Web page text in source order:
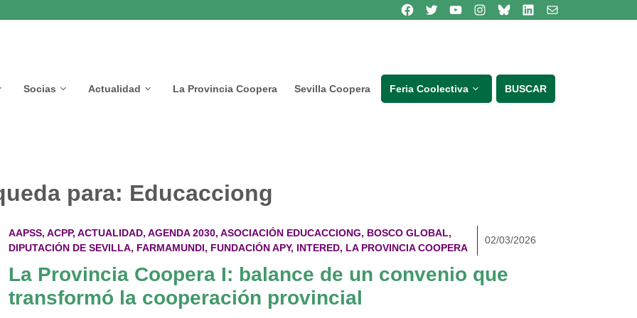
Síguenos en Facebook
Síguenos en TwitterSíguenos en Youtube
Síguenos en Instagram
Bluesky
Síguenos en Linkedincontacto
Socias Actualidad La Provincia Coopera Sevilla Coopera Feria Coolectiva BUSCAR
para: Educacciong
AAPSS, ACPP, ACTUALIDAD, AGENDA 2030, ASOCIACIÓN EDUCACCIONG, BOSCO GLOBAL,
DIPUTACIÓN DE SEVILLA, FARMAMUNDI, FUNDACIÓN APY, INTERED, LA PROVINCIA COOPERA
02/03/2026
La Provincia Coopera I: balance de un convenio que
transformó la cooperación provincial